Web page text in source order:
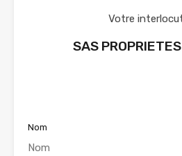
Votre
SAS
Nom